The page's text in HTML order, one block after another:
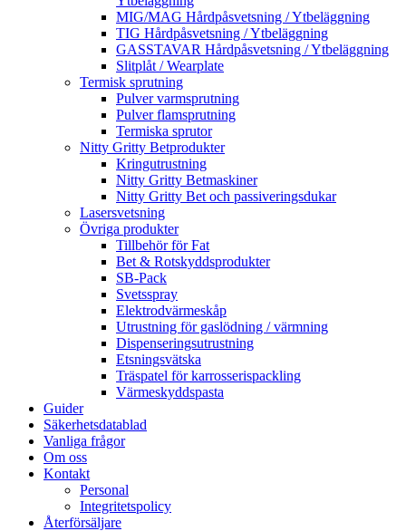
MIG/MAG Hårdpåsvetsning / Ytbeläggning
TIG Hårdpåsvetsning / Ytbeläggning
GASSTAVAR Hårdpåsvetsning / Ytbeläggning
Slitplåt / Wearplate
Termisk sprutning
Pulver varmsprutning
Pulver flamsprutning
Termiska sprutor
Nitty Gritty Betprodukter
Kringutrustning
Nitty Gritty Betmaskiner
Nitty Gritty Bet och passiveringsdukar
Lasersvetsning
Övriga produkter
Tillbehör för Fat
Bet & Rotskyddsprodukter
SB-Pack
Svetsspray
Elektrodvärmeskåp
Utrustning för gaslödning / värmning
Dispenseringsutrustning
Etsningsvätska
Träspatel för karrosserispackling
Värmeskyddspasta
Guider
Säkerhetsdatablad
Vanliga frågor
Om oss
Kontakt
Personal
Integritetspolicy
Återförsäljare